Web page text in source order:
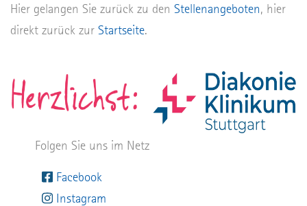
Hier gelangen Sie zurück zu den Stellenangeboten , hier
direkt zurück zur Startseite
Folgen Sie uns im Netz
Facebook
Instagram